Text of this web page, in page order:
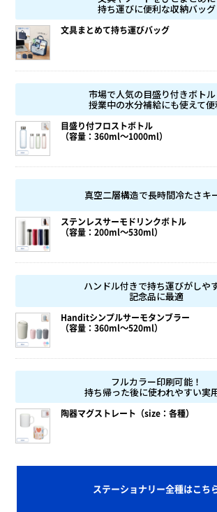
持ち運びに便利な収納バッグ
文具まとめて持ち運びバッグ
市場で人気の目盛り付きボトル
授業中の水分補給にも使えて便
目盛り付フロストボトル
（容量：360ml～1000ml）
真空二層構造で長時間冷たさキ
ステンレスサーモドリンクボトル
（容量：200ml～530ml）
ハンドル付きで持ち運びがしや
記念品に最適
Handitシンプルサーモタンブラー
（容量：360ml～520ml）
フルカラー印刷可能！
持ち帰った後に使われやすい実
陶器マグストレート（size：各種）
ステーショナリー全種はこち